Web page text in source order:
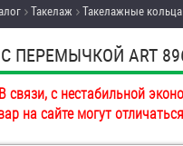
со скидкой
крепёж,
винты
Такелаж Такелажные кольца
ПЕРЕМЫЧКОЙ ART
связи, с нестабильной
на сайте могут